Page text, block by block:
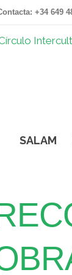
+34 649
SALAM